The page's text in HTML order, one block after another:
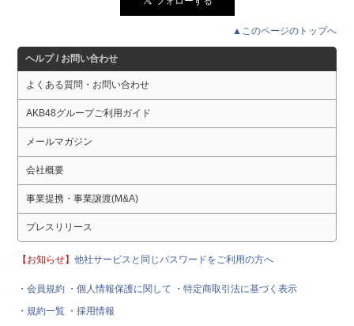
▲このページのトップへ
ヘルプ / お問い合わせ
よくある質問・お問い合わせ
AKB48グループご利用ガイド
メールマガジン
会社概要
事業提携・事業譲渡(M&A)
プレスリリース
【お知らせ】他社サービスと同じパスワードをご利用の方へ
・会員規約 ・個人情報保護に関して
・特定商取引法に基づく表示
・規約一覧 ・採用情報